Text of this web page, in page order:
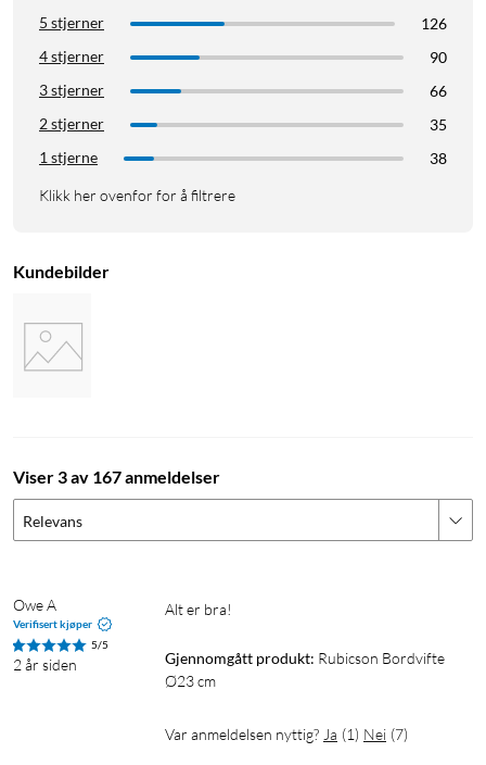
5 stjerner
126
4 stjerner
90
3 stjerner
66
2 stjerner
35
1 stjerne
38
Klikk her ovenfor for å filtrere
Kundebilder
Viser 3 av 167 anmeldelser
Relevans
Owe A
Verifisert kjøper
5/5
2 år siden
Alt er bra!
Gjennomgått produkt: Rubicson Bordvifte
Ø23 cm
Var anmeldelsen nyttig? Ja (1) Nei (7)